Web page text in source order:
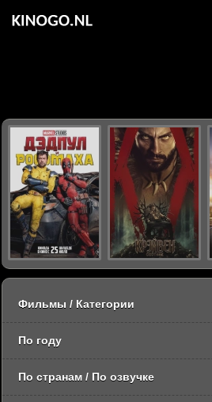
Фильмы / Категории
По году
По странам / По озвучке